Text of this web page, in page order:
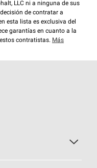
LLC ni a ninguna de sus
de contratar a
esta lista es exclusiva del
garantías en cuanto a la
contratistas. Más